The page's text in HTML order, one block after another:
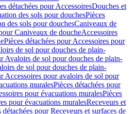
détachées pour AccessoiresDouches et
des sols pour douchesPièces
des sols pour douchesCaniveaux de
Caniveaux de doucheAccessoires
Pièces détachées pour Accessoires pour
de sol pour douches de plain-
Avaloirs de sol pour douches de plain-
de sol pour douches de plain-
Accessoires pour avaloirs de sol pour
muralesPièces détachées pour
pour évacuations muralesPièces
pour évacuations muralesReceveurs et
détachées pour Receveurs et surfaces de